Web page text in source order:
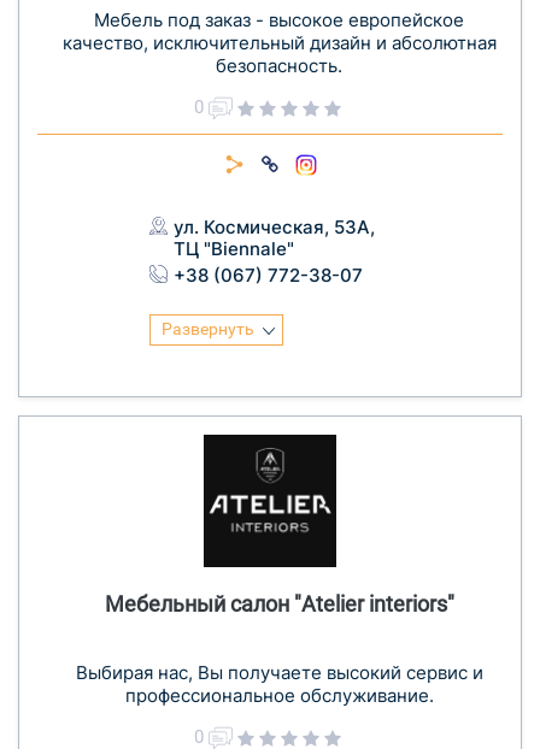
Мебель под заказ - высокое европейское
качество, исключительный дизайн и абсолютная
безопасность.
0
ул. Космическая, 53А,
ТЦ "Biennale"
+38 (067) 772-38-07
Развернуть
Мебельный салон "Atelier interiors"
Выбирая нас, Вы получаете высокий сервис и
профессиональное обслуживание.
0